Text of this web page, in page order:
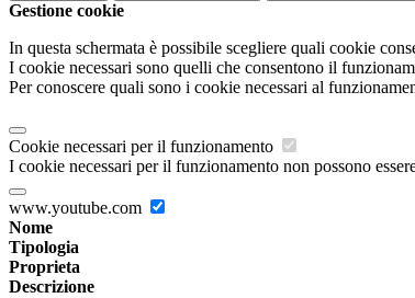
Gestione cookie
In questa schermata è possibile scegliere quali cookie
I cookie necessari sono quelli che consentono il
Per conoscere quali sono i cookie necessari al
Cookie necessari per il funzionamento
I cookie necessari per il funzionamento non possono
www.youtube.com
Nome
Tipologia
Proprieta
Descrizione